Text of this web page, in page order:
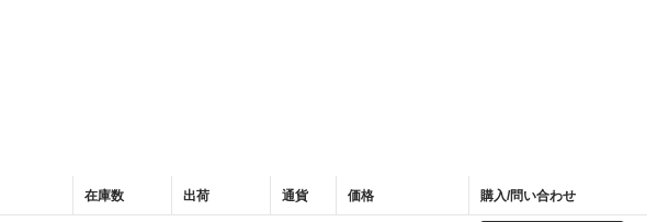
在庫数 出荷 通貨 価格
購入/問い合わせ